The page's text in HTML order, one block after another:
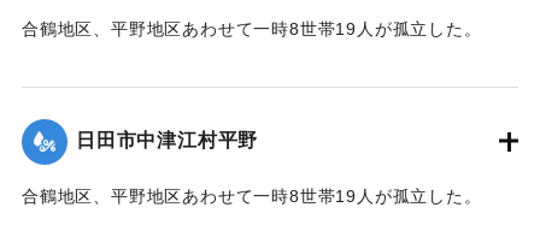
合鶴地区、平野地区あわせて一時8世帯19人が孤立した。
2020/7/6｜固有コード: 01215057
日田市中津江村平野
合鶴地区、平野地区あわせて一時8世帯19人が孤立した。